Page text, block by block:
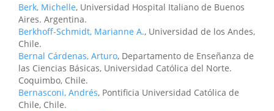
Berk, Michelle, Universidad Hospital Italiano de Buenos
Aires. Argentina.
Berkhoff-Schmidt, Marianne A., Universidad de los Andes,
Chile.
Bernal Cárdenas, Arturo, Departamento de Enseñanza de
las Ciencias Básicas, Universidad Católica del Norte.
Coquimbo, Chile.
Bernasconi, Andrés, Pontificia Universidad Católica de
Chile, Chile.